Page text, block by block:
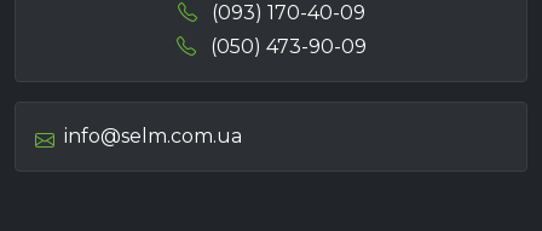
(093) 170-40-09
(050) 473-90-09
info@selm.com.ua